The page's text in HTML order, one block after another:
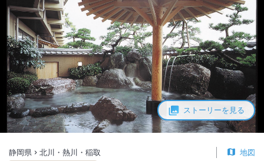
ストーリーを見る
静岡県 北川・熱川・稲取 地図